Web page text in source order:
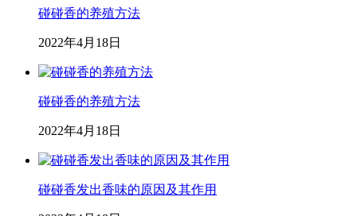
碰碰香的养殖方法
2022年4月18日
碰碰香的养殖方法
2022年4月18日
碰碰香发出香味的原因及其作用